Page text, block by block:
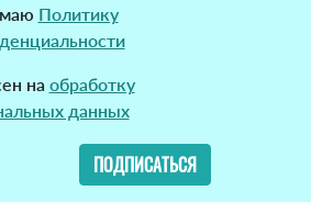
Политику
на обработку
данных
ПОДПИСАТЬСЯ